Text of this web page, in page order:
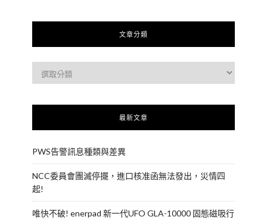
文章分類
最新文章
PWS告警訊息種類與差異
NCC委員會團滅停擺，進口核准函無法發出，災情四
起!
唯快不破! enerpad 新一代UFO GLA-10000 固態磁吸行